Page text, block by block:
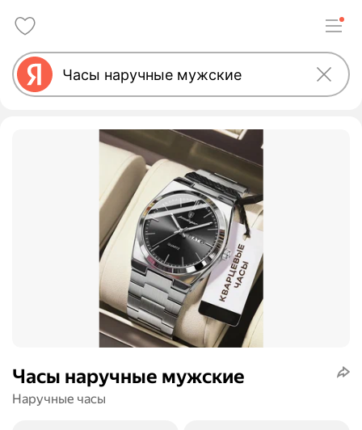
Часы наручные мужские
Наручные часы